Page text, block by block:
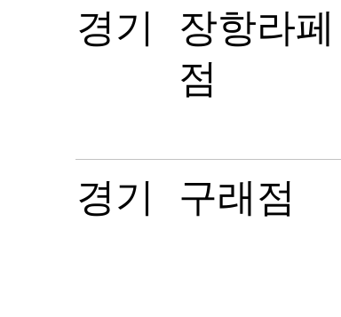
경기
장항라페
점
경기 구래점